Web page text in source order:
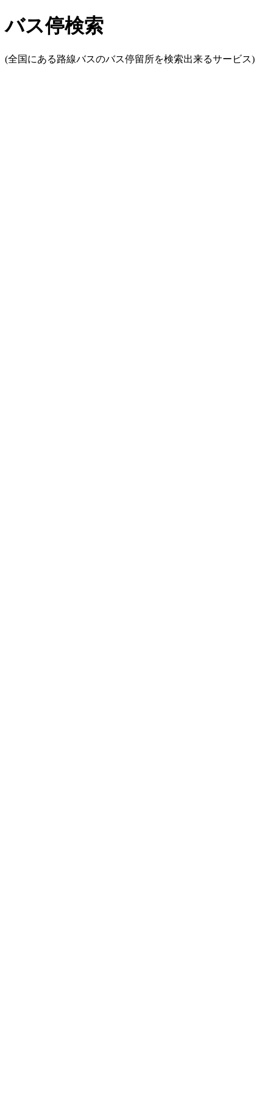
バス停検索
(全国にある路線バスのバス停留所を検索出来るサービス)